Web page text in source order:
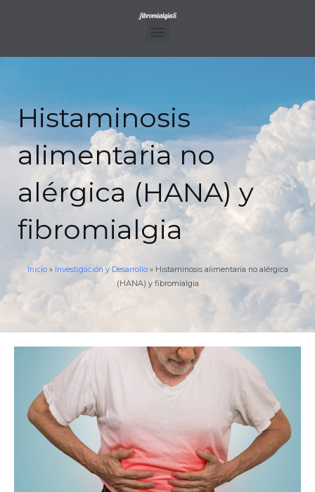
Histaminosis
alimentaria no
alérgica (HANA) y
fibromialgia
Inicio» Investigación y Desarrollo» Histaminosis alimentaria no alérgica
(HANA) y fibromialgia